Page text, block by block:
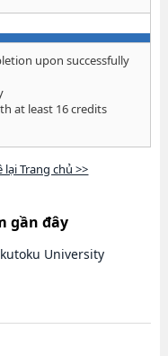
upon successfully
at least 16 credits
Trang chủ >>
gần đây
University